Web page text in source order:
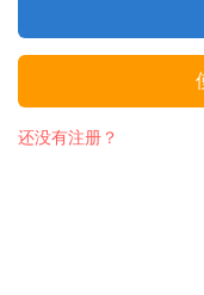
还没有注册？